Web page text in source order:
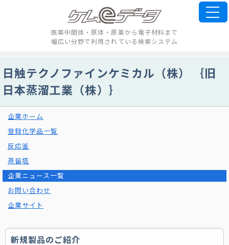
医薬中間体・原体・原薬から電子材料まで
幅広い分野で利用されている検索システム
日触テクノファインケミカル（株） ｛旧
日本蒸溜工業（株）｝
企業ホーム
登録化学品一覧
反応釜
蒸留塔
企業ニュース一覧
お問い合わせ
企業サイト
新規製品のご紹介